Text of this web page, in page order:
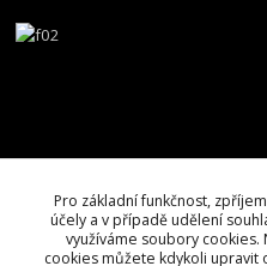
Pro základní funkčnost,
účely a v případě udělení
využíváme soubory
cookies můžete kdykoli upravit